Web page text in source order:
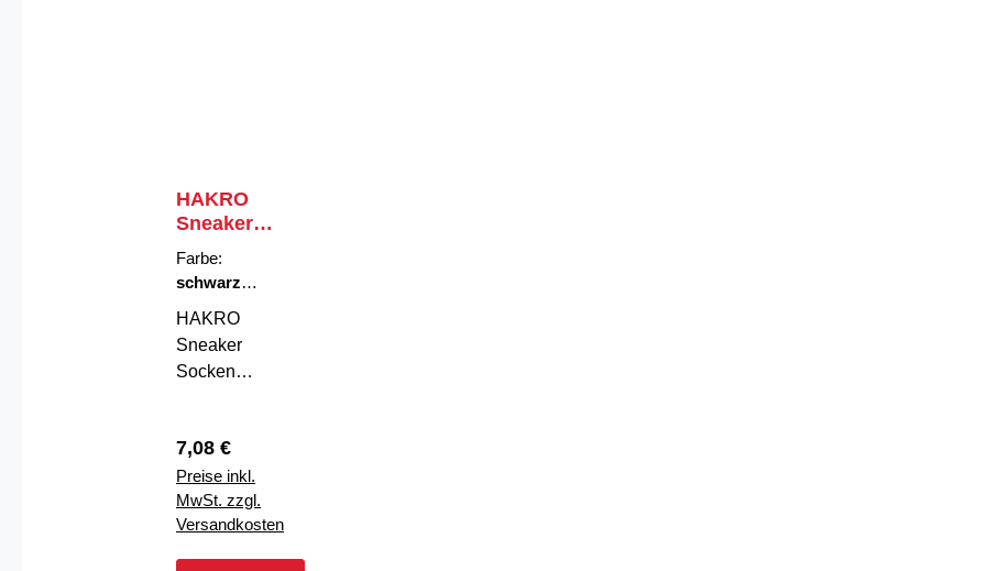
HAKRO
Sneaker
Socken
Essentials
Farbe:
schwarz
HAKRO
Sneaker
Socken
bleibtDie
HAKRO
Sneaker
Socken
Essentials sind
Regulärer Preis:
7,08 €
Preise inkl.
MwSt. zzgl.
Versandkosten